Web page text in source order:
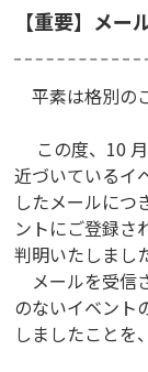
【重要】メ
平素は格別の
この度、10
近づいているイ
したメールにつ
ントにご登録さ
判明いたしまし
メールを受信
のないイベント
しましたことを